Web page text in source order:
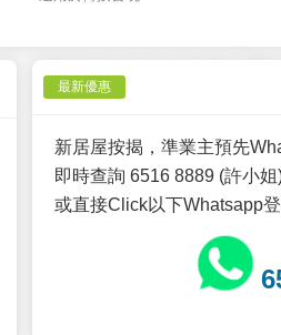
最新優惠
新居屋按揭，準業主預先
即時查詢 6516 8889 (許小姐
或直接Click以下Whatsapp登